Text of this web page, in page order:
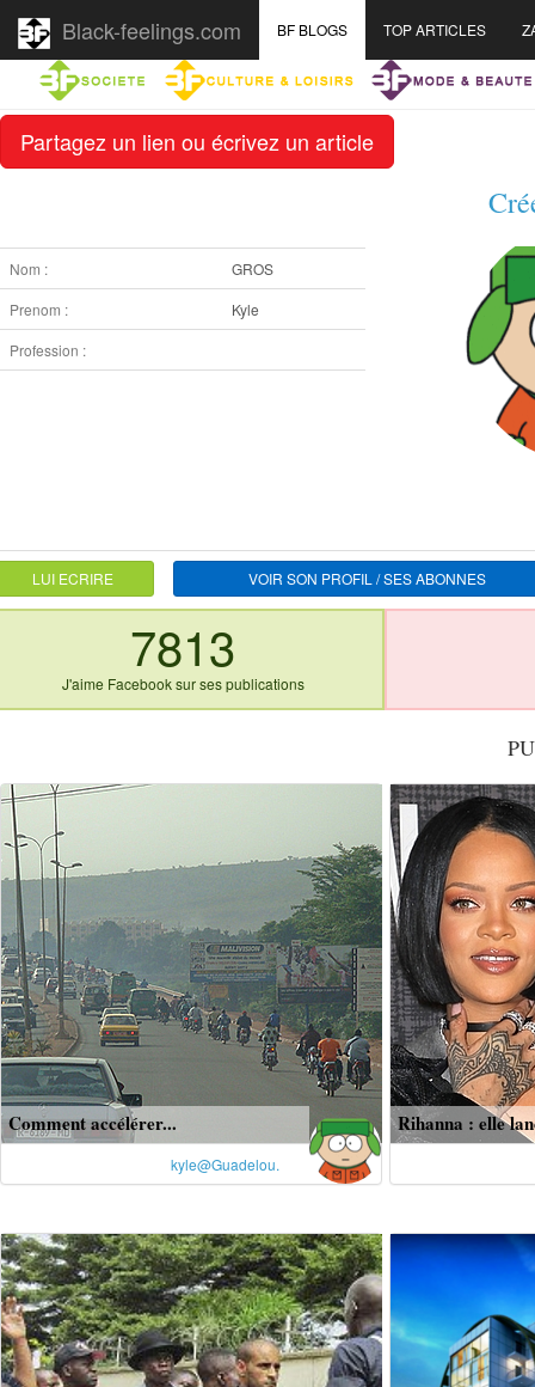
Partagez un lien ou écrivez un article
Black-feelings.com BF BLOGS TOP ARTICLES
Nom :
GROS
Prenom :
Kyle
Profession :
LUI ECRIRE VOIR SON PROFIL / SES ABONNES
7813
J'aime Facebook sur ses publications
Comment accélérer...
kyle@Guadelou.
Rihanna : elle